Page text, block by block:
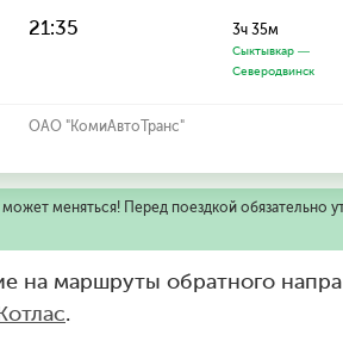
21:35 3ч 35м
Сыктывкар —
Северодвинск
ОАО "КомиАвтоТранс"
меняться! Перед поездкой обязательно
на маршруты обратного
.